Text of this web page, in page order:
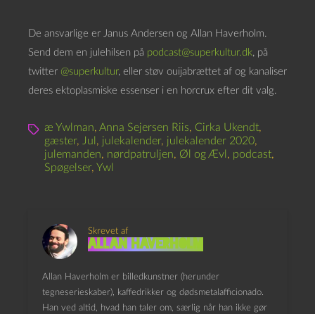
De ansvarlige er Janus Andersen og Allan Haverholm.
Send dem en julehilsen på podcast@superkultur.dk, på
twitter @superkultur, eller støv ouijabrættet af og kanaliser
deres ektoplasmiske essenser i en horcrux efter dit valg.
æ Ywlman, Anna Sejersen Riis, Cirka Ukendt,
gæster, Jul , julekalender, julekalender 2020,
julemanden, nørdpatruljen, Øl og Ævl , podcast,
Spøgelser, Ywl
Skrevet af
Allan Haverholm
Allan Haverholm er billedkunstner (herunder
tegneserieskaber), kaffedrikker og dødsmetalafficionado.
Han ved altid, hvad han taler om, særlig når han ikke gør